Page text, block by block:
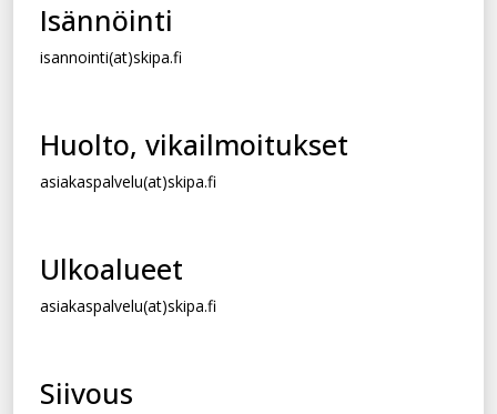
Isännöinti
isannointi(at)skipa.fi
Huolto, vikailmoitukset
asiakaspalvelu(at)skipa.fi
Ulkoalueet
asiakaspalvelu(at)skipa.fi
Siivous